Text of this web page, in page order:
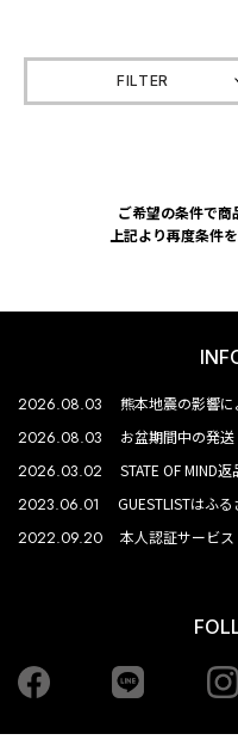
FILTER
ご希望の条件で商
上記より再度条件
2026.08.03 熊本地震の影響に
2026.08.03 お盆期間中の発
2026.03.02 STATE OF MIND
2023.06.01 GUESTLISTはふ
2022.09.20 本人認証サービ
Facebook